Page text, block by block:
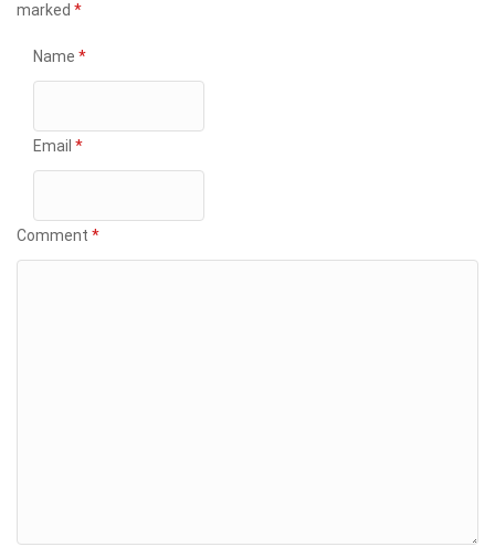
marked *
Name *
Email *
Comment *